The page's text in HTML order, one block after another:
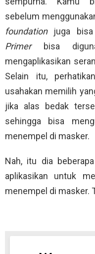
sebelum
foundation juga
Primer bisa
mengaplikasikan
Selain itu,
usahakan memilih
jika alas bedak
sehingga bisa
menempel di masker.
Nah, itu dia
aplikasikan untuk
menempel di masker.